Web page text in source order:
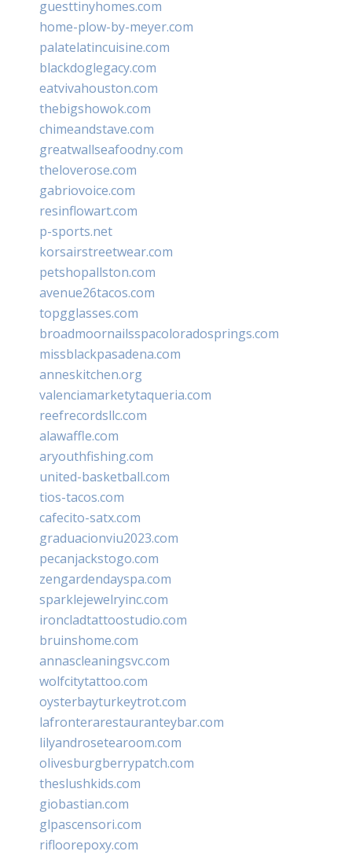
guesttinyhomes.com
home-plow-by-meyer.com
palatelatincuisine.com
blackdoglegacy.com
eatvivahouston.com
thebigshowok.com
chimeandstave.com
greatwallseafoodny.com
theloverose.com
gabriovoice.com
resinflowart.com
p-sports.net
korsairstreetwear.com
petshopallston.com
avenue26tacos.com
topgglasses.com
broadmoornailsspacoloradosprings.com
missblackpasadena.com
anneskitchen.org
valenciamarketytaqueria.com
reefrecordsllc.com
alawaffle.com
aryouthfishing.com
united-basketball.com
tios-tacos.com
cafecito-satx.com
graduacionviu2023.com
pecanjackstogo.com
zengardendayspa.com
sparklejewelryinc.com
ironcladtattoostudio.com
bruinshome.com
annascleaningsvc.com
wolfcitytattoo.com
oysterbayturkeytrot.com
lafronterarestauranteybar.com
lilyandrosetearoom.com
olivesburgberrypatch.com
theslushkids.com
giobastian.com
glpascensori.com
rifloorepoxy.com